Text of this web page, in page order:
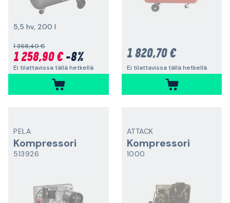
5,5 hv, 200 l
1 368,40 €
1 258,90 €-8%
Ei tilattavissa tällä hetkellä
1 820,70 €
Ei tilattavissa tällä hetkellä
PELA
Kompressori
513926
ATTACK
Kompressori
1000